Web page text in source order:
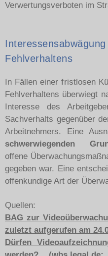
Verwertungsverboten im
Fehlverhaltens
In Fällen einer fristlosen
Fehlverhaltens überwiegt
Interesse des
Sachverhalts gegenüber
Arbeitnehmers. Eine
schwerwiegenden
offene
gegeben war. Eine
offenkundige Art der
Quellen:
BAG zur
zuletzt aufgerufen am
Dürfen